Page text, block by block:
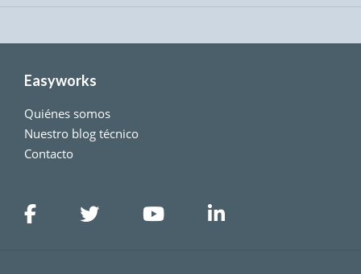
Easyworks
Quiénes somos
Nuestro blog técnico
Contacto